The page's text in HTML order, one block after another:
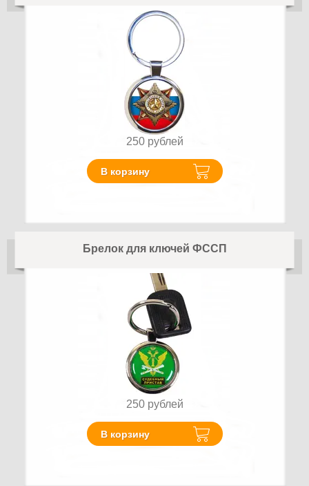
250 рублей
В корзину
Брелок для ключей ФССП
250 рублей
В корзину